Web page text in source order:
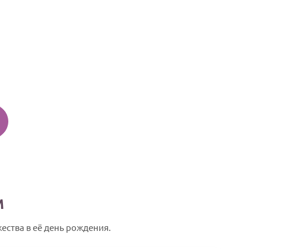
в её день рождения.